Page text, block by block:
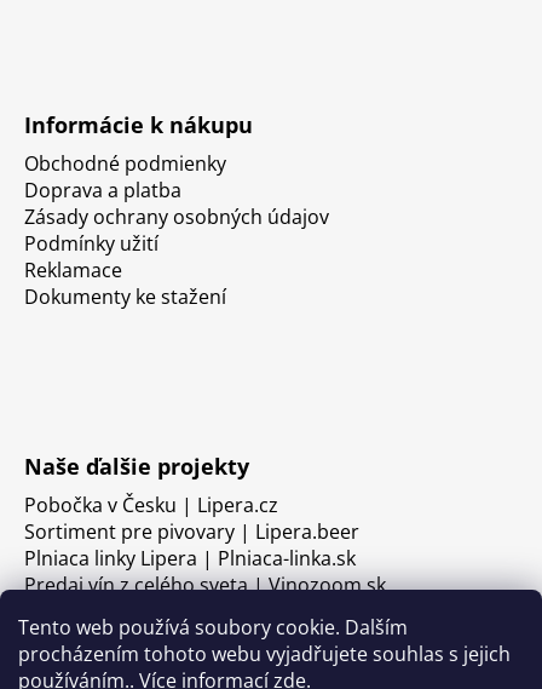
Tento web používá soubory cookie. Dalším
procházením tohoto webu vyjadřujete souhlas s jejich
používáním.. Více informacízde.
Informácie k nákupu
Obchodné podmienky
Doprava a platba
Zásady ochrany osobných údajov
Podmínky užití
Reklamace
Dokumenty ke stažení
Naše ďalšie projekty
Pobočka v Česku | Lipera.cz
Sortiment pre pivovary | Lipera.beer
Plniaca linky Lipera | Plniaca-linka.sk
Predaj vín z celého sveta | Vinozoom.sk